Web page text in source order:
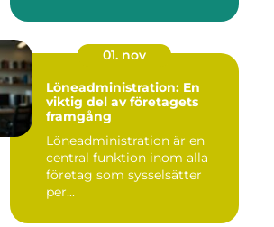
01. nov
Löneadministration: En
viktig del av företagets
framgång
Löneadministration är en
central funktion inom alla
företag som sysselsätter
per...